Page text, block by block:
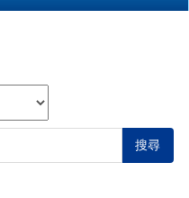
搜尋